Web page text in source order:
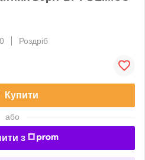
Роздріб
Купити
або
з